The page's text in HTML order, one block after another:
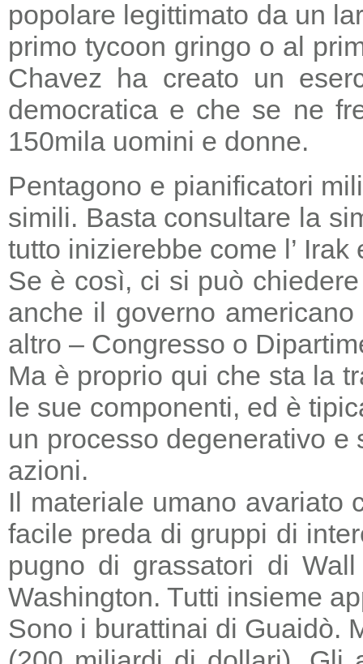
popolare legittimato da un
primo tycoon gringo o al
Chavez ha creato un
democratica e che se ne
150mila uomini e donne.
Pentagono e pianificatori
simili. Basta consultare la
tutto inizierebbe come l’
Se è così, ci si può
anche il governo
altro – Congresso o
Ma è proprio qui che sta la
le sue componenti, ed è
un processo degenerativo
azioni.
Il materiale umano avariato
facile preda di gruppi di
pugno di grassatori di
Washington. Tutti insieme
Sono i burattinai di Guaidò.